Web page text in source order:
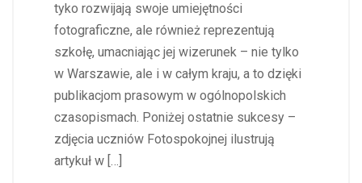
tyko rozwijają swoje umiejętności
fotograficzne, ale również reprezentują
szkołę, umacniając jej wizerunek – nie tylko
w Warszawie, ale i w całym kraju, a to dzięki
publikacjom prasowym w ogólnopolskich
czasopismach. Poniżej ostatnie sukcesy –
zdjęcia uczniów Fotospokojnej ilustrują
artykuł w […]